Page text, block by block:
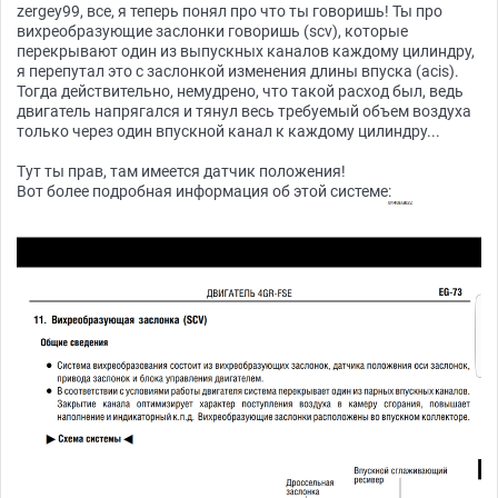
zergey99, все, я теперь понял про что ты говоришь! Ты про
вихреобразующие заслонки говоришь (scv), которые
перекрывают один из выпускных каналов каждому цилиндру,
я перепутал это с заслонкой изменения длины впуска (acis).
Тогда действительно, немудрено, что такой расход был, ведь
двигатель напрягался и тянул весь требуемый объем воздуха
только через один впускной канал к каждому цилиндру...
Тут ты прав, там имеется датчик положения!
Вот более подробная информация об этой системе: